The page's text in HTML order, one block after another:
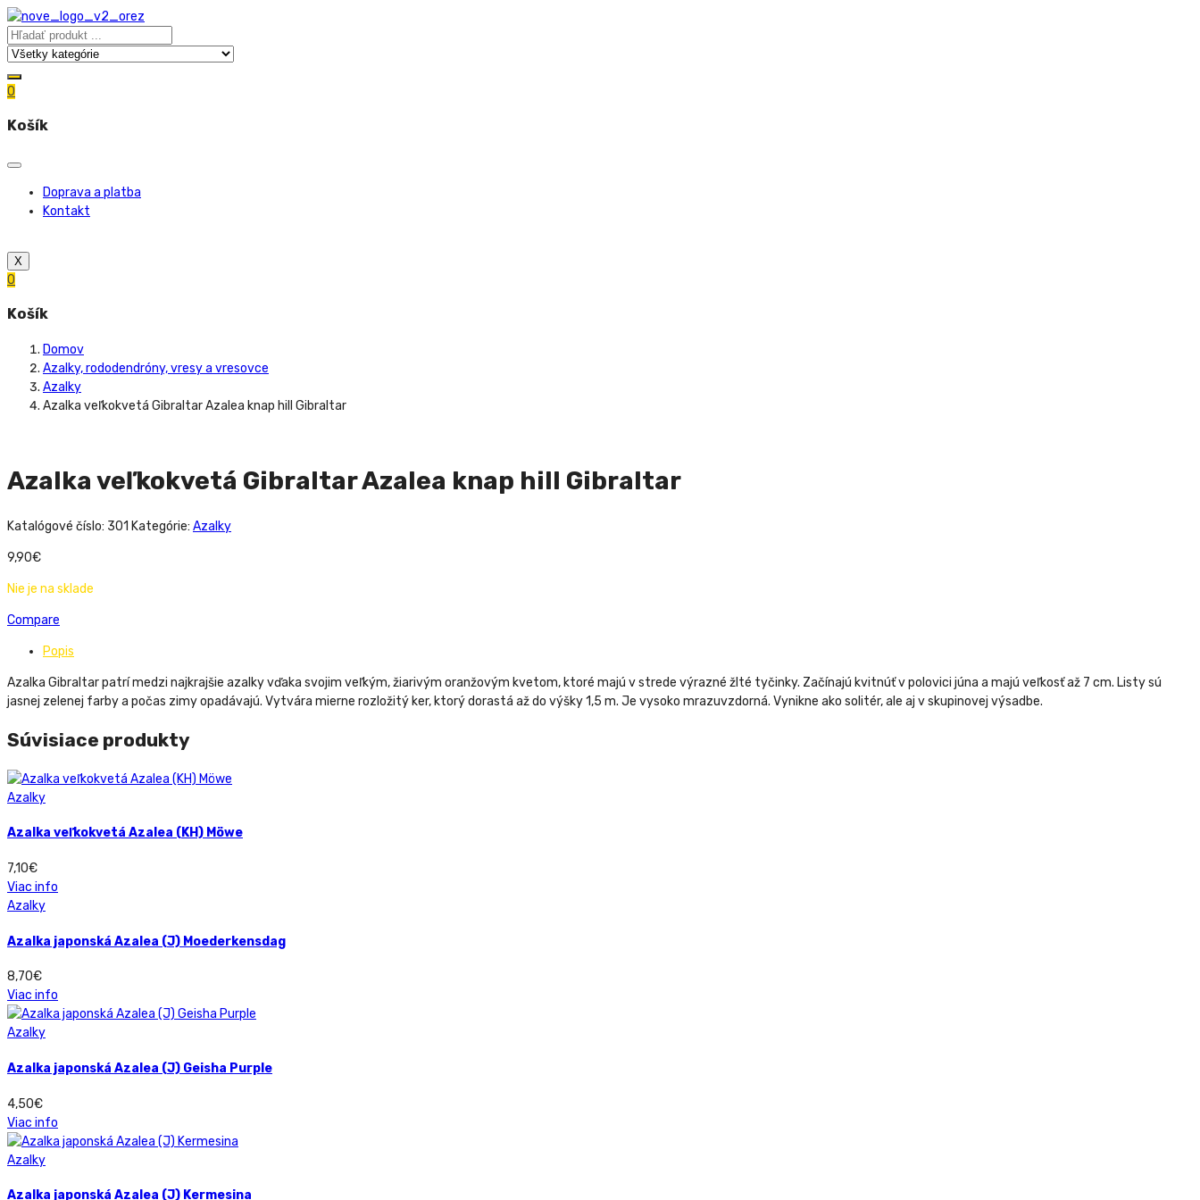
0
Košík
Doprava a platba
Kontakt
X
0
Košík
Domov
Azalky, rododendróny, vresy a vresovce
Azalky
Azalka veľkokvetá Gibraltar Azalea knap hill Gibraltar
Azalka veľkokvetá Gibraltar Azalea knap hill Gibraltar
Katalógové číslo: 301 Kategórie: Azalky
9,90€
Nie je na sklade
Compare
Popis
Azalka Gibraltar patrí medzi najkrajšie azalky vďaka svojim veľkým, žiarivým oranžovým kvetom, ktoré majú v strede výrazné žlté tyčinky. Začínajú kvitnúť v polovici júna a majú veľkosť až 7 cm. Listy sú
jasnej zelenej farby a počas zimy opadávajú. Vytvára mierne rozložitý ker, ktorý dorastá až do výšky 1,5 m. Je vysoko mrazuvzdorná. Vynikne ako solitér, ale aj v skupinovej výsadbe.
Súvisiace produkty
Azalky
Azalka veľkokvetá Azalea (KH) Möwe
7,10€
Viac info
Azalky
Azalka japonská Azalea (J) Moederkensdag
8,70€
Viac info
Azalky
Azalka japonská Azalea (J) Geisha Purple
4,50€
Viac info
Azalky
Azalka japonská Azalea (J) Kermesina